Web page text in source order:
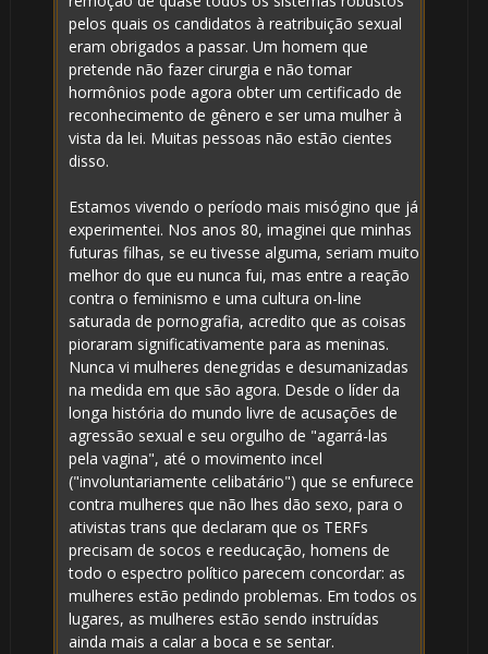
pelos quais os candidatos à reatribuição sexual
eram obrigados a passar. Um homem que
pretende não fazer cirurgia e não tomar
hormônios pode agora obter um certificado de
reconhecimento de gênero e ser uma mulher à
vista da lei. Muitas pessoas não estão cientes
disso.
Estamos vivendo o período mais misógino que já
experimentei. Nos anos 80, imaginei que minhas
futuras filhas, se eu tivesse alguma, seriam muito
melhor do que eu nunca fui, mas entre a reação
contra o feminismo e uma cultura on-line
saturada de pornografia, acredito que as coisas
pioraram significativamente para as meninas.
Nunca vi mulheres denegridas e desumanizadas
na medida em que são agora. Desde o líder da
longa história do mundo livre de acusações de
agressão sexual e seu orgulho de "agarrá-las
pela vagina", até o movimento incel
("involuntariamente celibatário") que se enfurece
contra mulheres que não lhes dão sexo, para o
ativistas trans que declaram que os TERFs
precisam de socos e reeducação, homens de
todo o espectro político parecem concordar: as
mulheres estão pedindo problemas. Em todos os
lugares, as mulheres estão sendo instruídas
ainda mais a calar a boca e se sentar.
🎂
⚡